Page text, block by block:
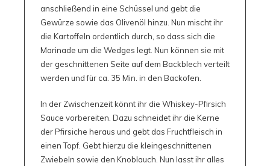
anschließend in eine Schüssel und gebt die
Gewürze sowie das Olivenöl hinzu. Nun mischt ihr
die Kartoffeln ordentlich durch, so dass sich die
Marinade um die Wedges legt. Nun können sie mit
der geschnittenen Seite auf dem Backblech verteilt
werden und für ca. 35 Min. in den Backofen.
In der Zwischenzeit könnt ihr die Whiskey-Pfirsich
Sauce vorbereiten. Dazu schneidet ihr die Kerne
der Pfirsiche heraus und gebt das Fruchtfleisch in
einen Topf. Gebt hierzu die kleingeschnittenen
Zwiebeln sowie den Knoblauch. Nun lasst ihr alles